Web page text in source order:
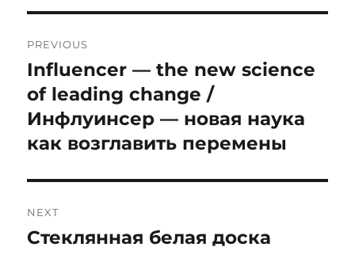
navigation
PREVIOUS
Previous
post:
Influencer — the new science
of leading change /
Инфлуинсер — новая наука
как возглавить перемены
NEXT
Next
Стеклянная белая доска